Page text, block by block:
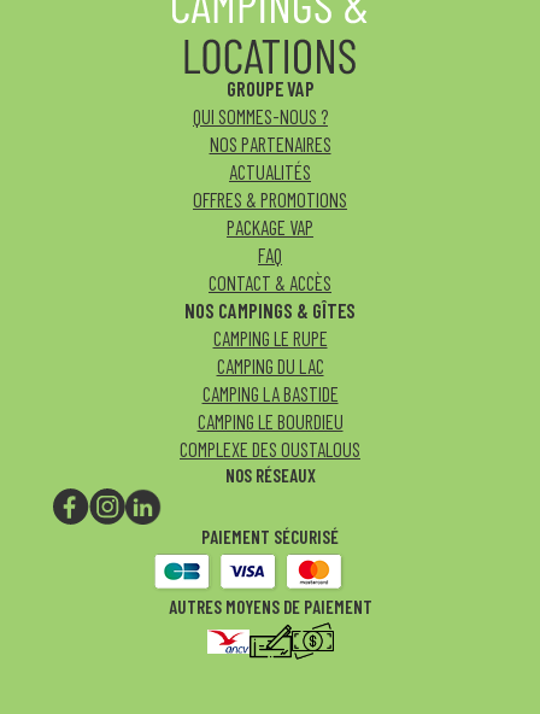
GROUPE VAP
QUI SOMMES-NOUS ?
NOS PARTENAIRES
ACTUALITÉS
OFFRES & PROMOTIONS
PACKAGE VAP
FAQ
CONTACT & ACCÈS
NOS CAMPINGS & GÎTES
CAMPING LE RUPE
CAMPING DU LAC
CAMPING LA BASTIDE
CAMPING LE BOURDIEU
COMPLEXE DES OUSTALOUS
NOS RÉSEAUX
PAIEMENT SÉCURISÉ
AUTRES MOYENS DE PAIEMENT